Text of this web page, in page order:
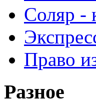
Соляр -
Право
Разное